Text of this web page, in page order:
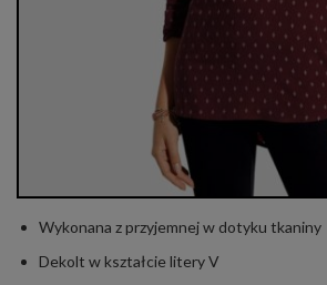
Wykonana z przyjemnej w dotyku tkaniny
Dekolt w kształcie litery V